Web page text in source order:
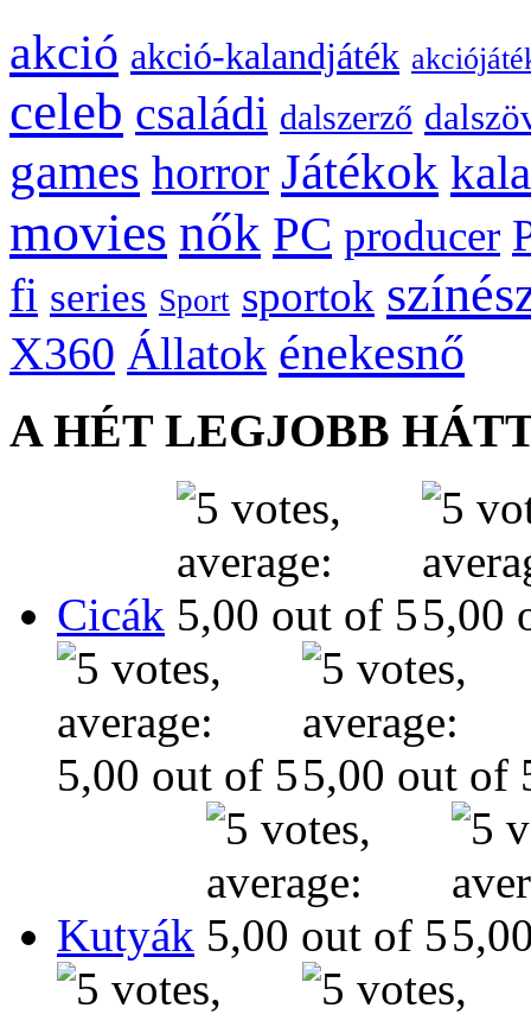
akció akció-kalandjáték
celeb családi dalszerző
games horror Játékok
movies nők PC producer
fi series Sport sportok
X360 Állatok énekesnő
A HÉT LEGJOBB
Cicák
Kutyák